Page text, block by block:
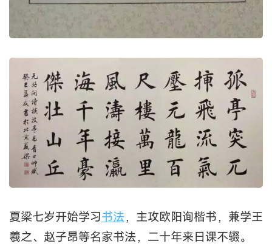
夏梁七岁开始学习书法，主攻欧阳询楷书，兼学王
羲之、赵子昂等名家书法，二十年来日课不辍。